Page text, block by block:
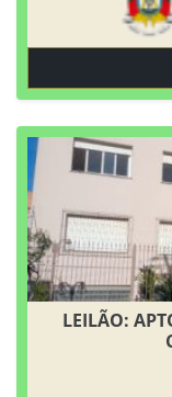
LEILÃO: